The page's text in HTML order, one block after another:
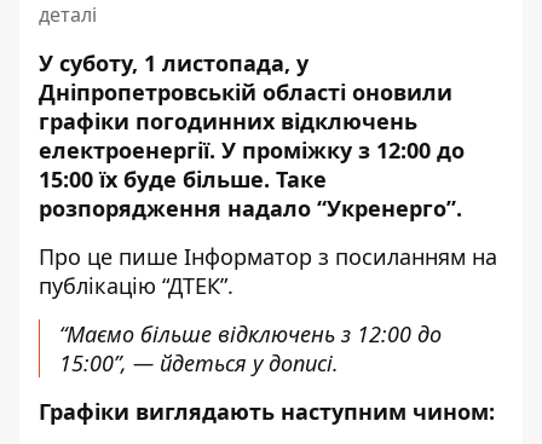
деталі
У суботу, 1 листопада, у
Дніпропетровській області оновили
графіки погодинних відключень
електроенергії. У проміжку з 12:00 до
15:00 їх буде більше. Таке
розпорядження надало “Укренерго”.
Про це пише Інформатор з посиланням на
публікацію “ДТЕК”.
“Маємо більше відключень з 12:00 до
15:00”, — йдеться у дописі.
Графіки виглядають наступним чином: